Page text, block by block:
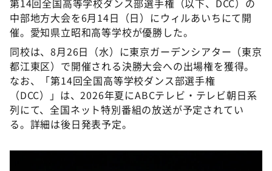
DAIGOも台所 ～きょうの献立 何にする？～
朝だ！生です旅サラダ
教えて！ニュースライブ 正義のミカタ
ＬＩＦＥ～夢のカタチ～
新婚さんいらっしゃい！
中部地方大会を6月14日（日）にウィルあいちにて開
催。愛知県立昭和高等学校が優勝した。
同校は、8月26日（水）に東京ガーデンシアター（東京
都江東区）で開催される決勝大会への出場権を獲得。
なお、「第14回全国高等学校ダンス部選手権
（DCC）」は、2026年夏にABCテレビ・テレビ朝日系
列にて、全国ネット特別番組の放送が予定されてい
る。詳細は後日発表予定。